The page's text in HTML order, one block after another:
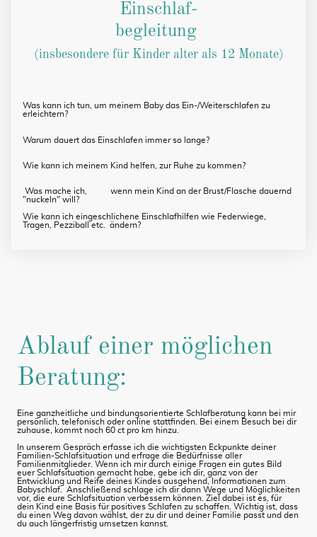
Einschlaf-
begleitung
(insbesondere für Kinder alter als 12 Monate)
Was kann ich tun, um meinem Baby das Ein-/Weiterschlafen zu
erleichtern?
Warum dauert das Einschlafen immer so lange?
Wie kann ich meinem Kind helfen, zur Ruhe zu kommen?
Was mache ich, wenn mein Kind an der Brust/Flasche dauernd
"nuckeln" will?
Wie kann ich eingeschlichene Einschlafhilfen wie Federwiege,
Tragen, Pezziball etc. ändern?
Ablauf einer möglichen
Beratung:
Eine ganzheitliche und bindungsorientierte Schlafberatung kann bei mir
persönlich, telefonisch oder online stattfinden. Bei einem Besuch bei dir
zuhause, kommt noch 60 ct pro km hinzu.
In unserem Gespräch erfasse ich die wichtigsten Eckpunkte deiner
Familien-Schlafsituation und erfrage die Bedürfnisse aller
Familienmitglieder. Wenn ich mir durch einige Fragen ein gutes Bild
euer Schlafsituation gemacht habe, gebe ich dir, ganz von der
Entwicklung und Reife deines Kindes ausgehend, Informationen zum
Babyschlaf. Anschließend schlage ich dir dann Wege und Möglichkeiten
vor, die eure Schlafsituation verbessern können. Ziel dabei ist es, für
dein Kind eine Basis für positives Schlafen zu schaffen. Wichtig ist, dass
du einen Weg davon wählst, der zu dir und deiner Familie passt und den
du auch längerfristig umsetzen kannst.